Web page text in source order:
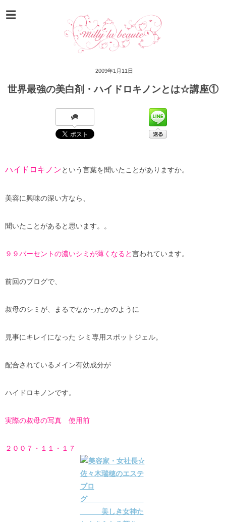
2009年1月11日
世界最強の美白剤・ハイドロキノンとは☆講座①
ハイドロキノンという言葉を聞いたことがありますか。
美容に興味の深い方なら、
聞いたことがあると思います。。
９９パーセントの濃いシミが薄くなると言われています。
前回のブログで、
叔母のシミが、まるでなかったかのように
見事にキレイになった シミ専用スポットジェル。
配合されているメイン有効成分が
ハイドロキノンです。
実際の叔母の写真 使用前
２００７・１１・１７